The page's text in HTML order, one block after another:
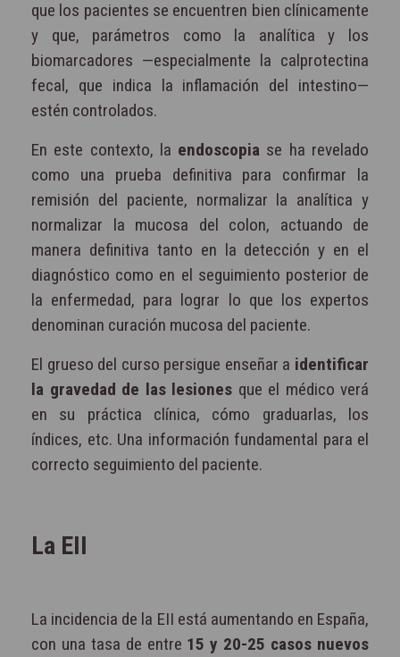
que los pacientes se encuentren bien clínicamente
y que, parámetros como la analítica y los
biomarcadores —especialmente la calprotectina
fecal, que indica la inflamación del intestino—
estén controlados.
En este contexto, la endoscopia se ha revelado
como una prueba definitiva para confirmar la
remisión del paciente, normalizar la analítica y
normalizar la mucosa del colon, actuando de
manera definitiva tanto en la detección y en el
diagnóstico como en el seguimiento posterior de
la enfermedad, para lograr lo que los expertos
denominan curación mucosa del paciente.
El grueso del curso persigue enseñar a identificar
la gravedad de las lesiones que el médico verá
en su práctica clínica, cómo graduarlas, los
índices, etc. Una información fundamental para el
correcto seguimiento del paciente.
La EII
La incidencia de la EII está aumentando en España,
con una tasa de entre 15 y 20-25 casos nuevos